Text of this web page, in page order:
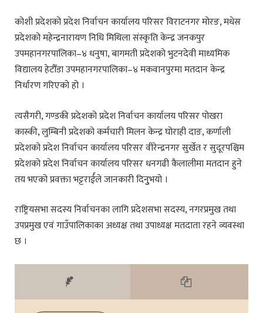
कोशी प्रदेशको प्रदेश निर्वाचन कार्यालय परिसर विराटनगर मोरङ, मधेस
प्रदेशको महेन्द्रनारायण निधि मिथिला संस्कृति केन्द्र जनकपुर
उपमहानगरपालिका–४ धनुषा, बागमती प्रदेशको भुटनदेवी माध्यमिक
विद्यालय हेटौँडा उपमहानगरपालिका–४ मकवानपुरमा मतदान केन्द्र
निर्धारण गरिएको हो ।
त्यसैगरी, गण्डकी प्रदेशको प्रदेश निर्वाचन कार्यालय परिसर पोखरा
कास्की, लुम्बिनी प्रदेशको कर्मचारी मिलन केन्द्र घोराही दाङ, कर्णाली
प्रदेशको प्रदेश निर्वाचन कार्यालय परिसर वीरेन्द्रनगर सुर्खेत र सुदूरपश्चिम
प्रदेशको प्रदेश निर्वाचन कार्यालय परिसर धनगढी कैलालीमा मतदान हुने
तय भएको प्रवक्ता भट्टरार्ईले जानकारी दिनुुभयो ।
राष्ट्रियसभा सदस्य निर्वाचनका लागि प्रदेशसभा सदस्य, नगरप्रमुख तथा
उपप्रमुख एवं गाउँपालिकाका अध्यक्ष तथा उपाध्यक्ष मतदाता रहने व्यवस्था
छ ।